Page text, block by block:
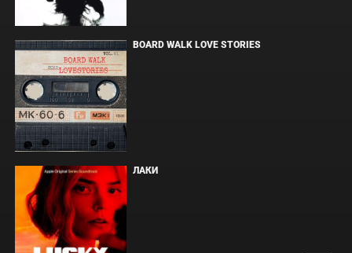
BOARD WALK LOVE STORIES
ЛАКИ